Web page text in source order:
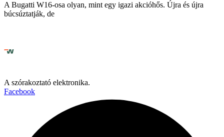
A Bugatti W16-osa olyan, mint egy igazi akcióhős. Újra és újra
búcsúztatják, de
A szórakoztató elektronika.
Facebook